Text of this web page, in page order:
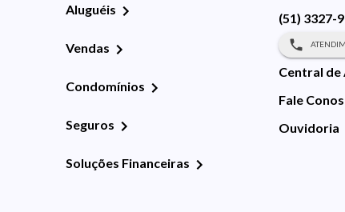
Aluguéis
Vendas
Condomínios
Seguros
Soluções Financeiras
(51) 3327-
Central de
Fale
Ouvidoria